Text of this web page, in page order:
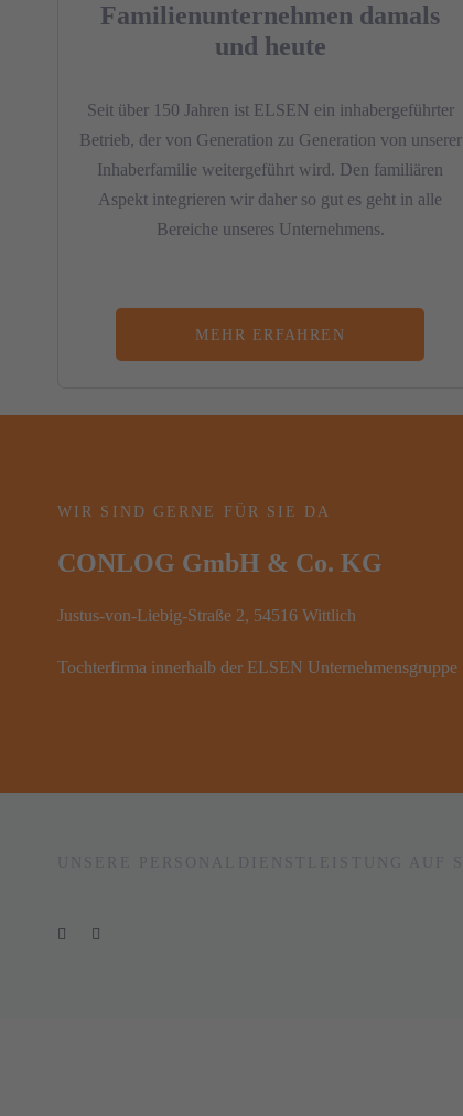
Familienunternehmen damals
und heute
Seit über 150 Jahren ist ELSEN ein inhabergeführter
Betrieb, der von Generation zu Generation von unserer
Inhaberfamilie weitergeführt wird. Den familiären
Aspekt integrieren wir daher so gut es geht in alle
Bereiche unseres Unternehmens.
MEHR ERFAHREN
WIR SIND GERNE FÜR SIE DA
CONLOG GmbH & Co. KG
Justus-von-Liebig-Straße 2, 54516 Wittlich
Tochterfirma innerhalb der ELSEN Unternehmensgruppe